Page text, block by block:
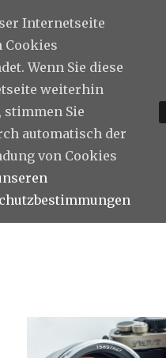
Internetseite
Cookies
Wenn Sie diese
weiterhin
stimmen Sie
automatisch der
von Cookies